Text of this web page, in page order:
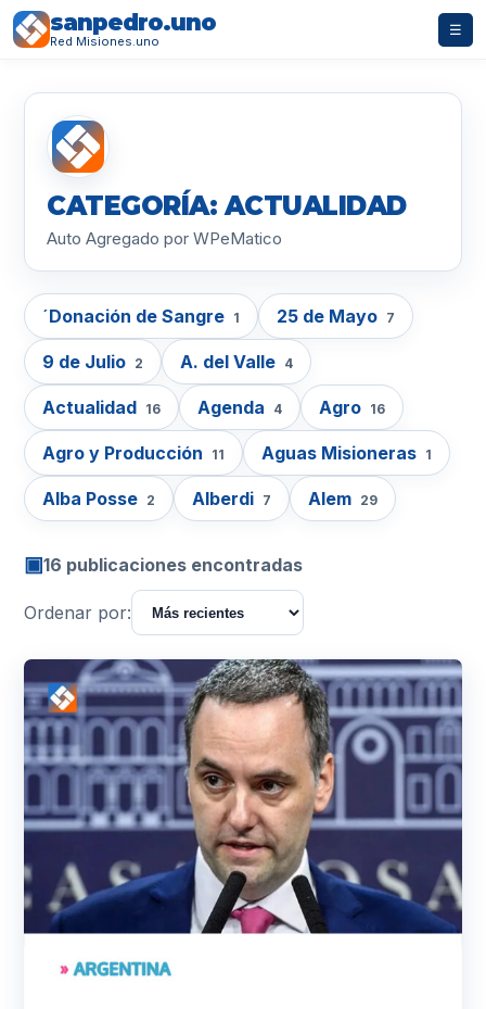
sanpedro.uno
Red Misiones.uno
☰
CATEGORÍA: ACTUALIDAD
Auto Agregado por WPeMatico
´Donación de Sangre 1 25 de Mayo 7
9 de Julio 2 A. del Valle 4
Actualidad 16 Agenda 4 Agro 16
Agro y Producción 11 Aguas Misioneras 1
Alba Posse 2 Alberdi 7 Alem 29
▣16 publicaciones encontradas
Ordenar por: